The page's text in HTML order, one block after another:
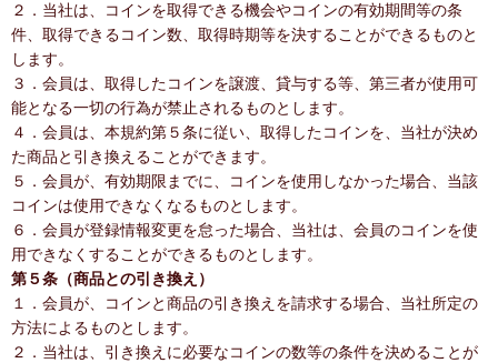
２．当社は、コインを取得できる機会やコインの有効期間等の条
件、取得できるコイン数、取得時期等を決することができるものと
します。
３．会員は、取得したコインを譲渡、貸与する等、第三者が使用可
能となる一切の行為が禁止されるものとします。
４．会員は、本規約第５条に従い、取得したコインを、当社が決め
た商品と引き換えることができます。
５．会員が、有効期限までに、コインを使用しなかった場合、当該
コインは使用できなくなるものとします。
６．会員が登録情報変更を怠った場合、当社は、会員のコインを使
用できなくすることができるものとします。
第５条（商品との引き換え）
１．会員が、コインと商品の引き換えを請求する場合、当社所定の
方法によるものとします。
２．当社は、引き換えに必要なコインの数等の条件を決めることが